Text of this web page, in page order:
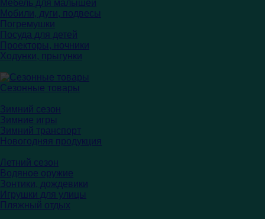
Мебель для малышей
Мобили, дуги, подвесы
Погремушки
Посуда для детей
Проекторы, ночники
Ходунки, прыгунки
Сезонные товары
Зимний сезон
Зимние игры
Зимний транспорт
Новогодняя продукция
Летний сезон
Водяное оружие
Зонтики, дождевики
Игрушки для улицы
Пляжный отдых